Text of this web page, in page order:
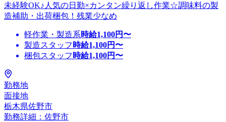
未経験OK♪人気の日勤×カンタン繰り返し作業☆調味料の製
造補助・出荷梱包！残業少なめ
軽作業・製造系時給1,100円〜
製造スタッフ 時給1,100円〜
梱包スタッフ 時給1,100円〜
勤務地
面接地
栃木県佐野市
勤務詳細：佐野市